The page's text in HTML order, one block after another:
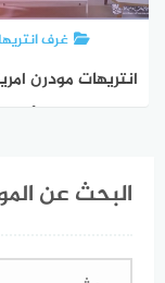
غرف
انتريهات مودرن
البحث عن
البحث